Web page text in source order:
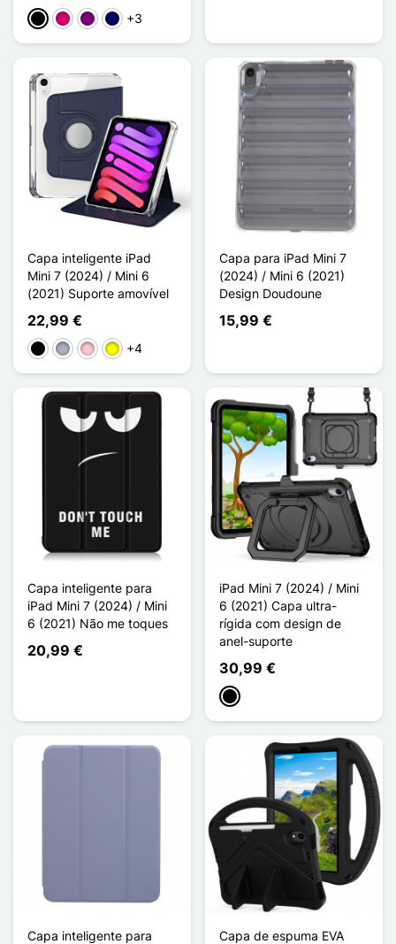
PretoMagenta
PúrpuraAzul marinho
+3
Capa inteligente iPad
Mini 7 (2024) / Mini 6
(2021) Suporte amovível
22,99 €
PretoCinzento
RosaAmarelo
+4
Capa para iPad Mini 7
(2024) / Mini 6 (2021)
Design Doudoune
15,99 €
Capa inteligente para
iPad Mini 7 (2024) / Mini
6 (2021) Não me toques
20,99 €
iPad Mini 7 (2024) / Mini
6 (2021) Capa ultra-
rígida com design de
anel-suporte
30,99 €
Preto
Capa inteligente para
Capa de espuma EVA